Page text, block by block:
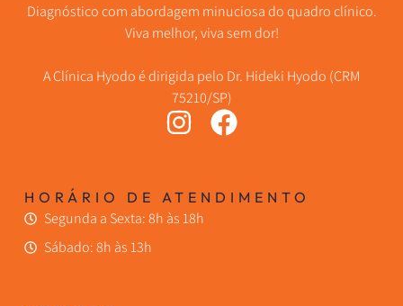
Diagnóstico com abordagem minuciosa do quadro clínico.
Viva melhor, viva sem dor!
A Clínica Hyodo é dirigida pelo Dr. Hideki Hyodo (CRM
75210/SP)
HORÁRIO DE ATENDIMENTO
Segunda a Sexta: 8h às 18h
Sábado: 8h às 13h